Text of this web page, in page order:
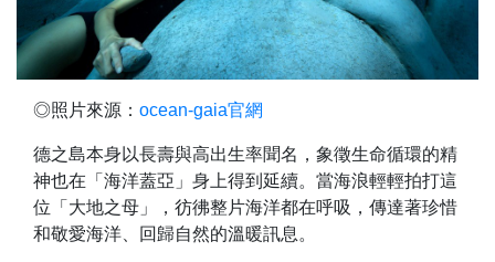
◎照片來源： ocean-gaia官網
德之島本身以長壽與高出生率聞名，象徵生命循環的精
神也在「海洋蓋亞」身上得到延續。當海浪輕輕拍打這
位「大地之母」，彷彿整片海洋都在呼吸，傳達著珍惜
和敬愛海洋、回歸自然的溫暖訊息。